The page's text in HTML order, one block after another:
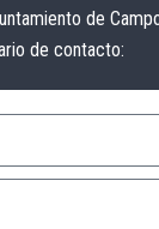
de
de contacto: